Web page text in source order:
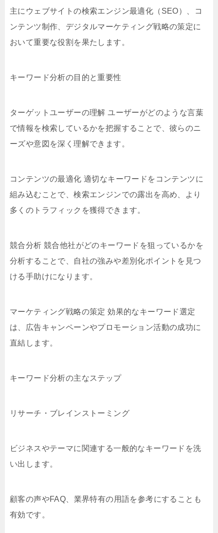
主にウェブサイトの検索エンジン最適化（SEO）、コ
ンテンツ制作、デジタルマーケティング戦略の策定に
おいて重要な役割を果たします。
キーワード分析の目的と重要性
ターゲットユーザーの理解 ユーザーがどのような言葉
で情報を検索しているかを把握することで、彼らのニ
ーズや意図を深く理解できます。
コンテンツの最適化 適切なキーワードをコンテンツに
組み込むことで、検索エンジンでの露出を高め、より
多くのトラフィックを獲得できます。
競合分析 競合他社がどのキーワードを狙っているかを
分析することで、自社の強みや差別化ポイントを見つ
ける手助けになります。
マーケティング戦略の策定 効果的なキーワード選定
は、広告キャンペーンやプロモーション活動の成功に
直結します。
キーワード分析の主なステップ
リサーチ・ブレインストーミング
ビジネスやテーマに関連する一般的なキーワードを洗
い出します。
顧客の声やFAQ、業界特有の用語を参考にすることも
有効です。